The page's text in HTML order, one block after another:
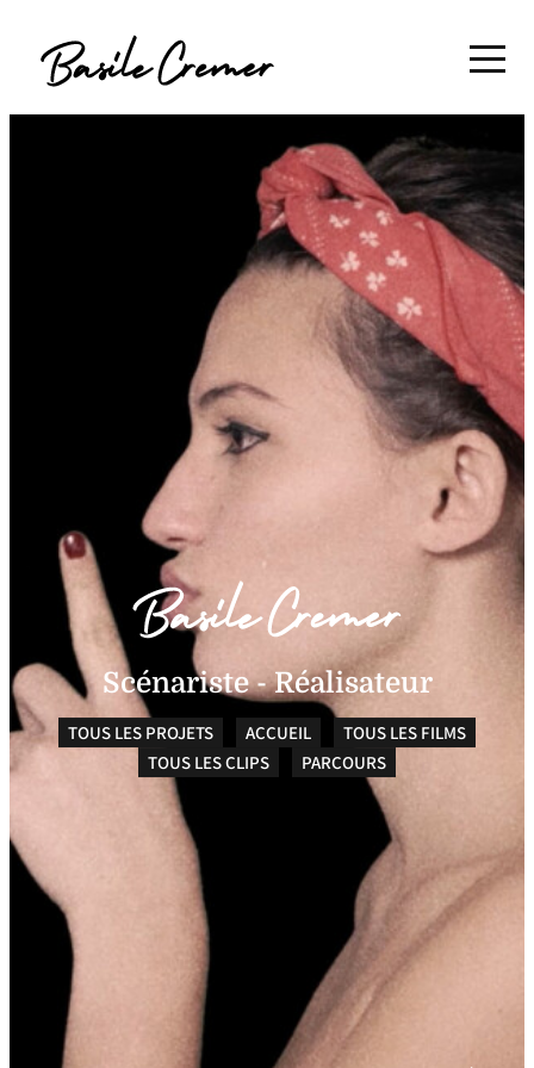
Scénariste - Réalisateur
TOUS LES PROJETS ACCUEIL
TOUS LES FILMS
TOUS LES CLIPS
PARCOURS